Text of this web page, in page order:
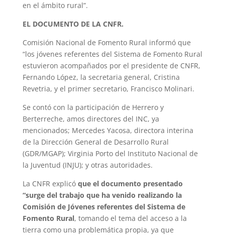
en el ámbito rural”.
EL DOCUMENTO DE LA CNFR.
Comisión Nacional de Fomento Rural informó que
“los jóvenes referentes del Sistema de Fomento Rural
estuvieron acompañados por el presidente de CNFR,
Fernando López, la secretaria general, Cristina
Revetria, y el primer secretario, Francisco Molinari.
Se contó con la participación de Herrero y
Berterreche, amos directores del INC, ya
mencionados; Mercedes Yacosa, directora interina
de la Dirección General de Desarrollo Rural
(GDR/MGAP); Virginia Porto del Instituto Nacional de
la Juventud (INJU); y otras autoridades.
La CNFR explicó que el documento presentado
“surge del trabajo que ha venido realizando la
Comisión de Jóvenes referentes del Sistema de
Fomento Rural, tomando el tema del acceso a la
tierra como una problemática propia, ya que